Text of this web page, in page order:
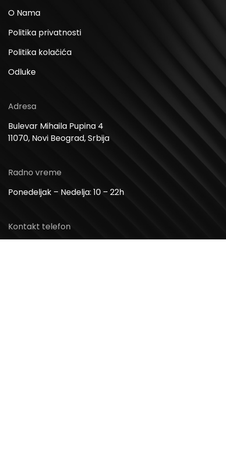
O Nama
Politika privatnosti
Politika kolačića
Odluke
Adresa
Bulevar Mihaila Pupina 4
11070, Novi Beograd, Srbija
Radno vreme
Ponedeljak – Nedelja: 10 – 22h
Kontakt telefon